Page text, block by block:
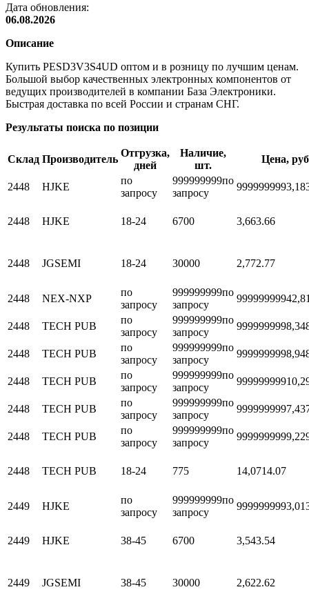
Дата обновления:
06.08.2026
Описание
Купить PESD3V3S4UD оптом и в розницу по лучшим ценам.
Большой выбор качественных электронных компонентов от
ведущих производителей в компании База Электроники.
Быстрая доставка по всей России и странам СНГ.
Результаты поиска по позиции
Склад Производитель
Отгрузка,
дней
Наличие,
шт.
Цена,
2448 HJKE
по
запросу
999999999по
запросу
9999999993,18
2448 HJKE 18-24 6700 3,663.66
2448 JGSEMI 18-24 30000 2,772.77
2448 NEX-NXP
по
запросу
999999999по
запросу
999999999
2448 TECH PUB
по
запросу
999999999по
запросу
9999999998,34
2448 TECH PUB
по
запросу
999999999по
запросу
9999999998,94
2448 TECH PUB
по
запросу
999999999по
запросу
999999999
2448 TECH PUB
по
запросу
999999999по
запросу
9999999997,43
2448 TECH PUB
по
запросу
999999999по
запросу
9999999999,22
2448 TECH PUB 18-24 775 14,0714.07
2449 HJKE
по
запросу
999999999по
запросу
9999999993,01
2449 HJKE 38-45 6700 3,543.54
2449 JGSEMI 38-45 30000 2,622.62